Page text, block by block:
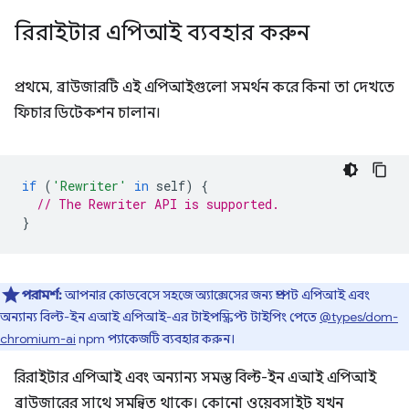
রিরাইটার এপিআই ব্যবহার করুন
প্রথমে, ব্রাউজারটি এই এপিআইগুলো সমর্থন করে কিনা তা দেখতে
ফিচার ডিটেকশন চালান।
if ( 'Rewriter' in self)
{
// The Rewriter API is supported.
}
পরামর্শ:আপনার কোডবেসে সহজে অ্যাক্সেসের জন্য প্রম্পট এপিআই এবং
অন্যান্য বিল্ট-ইন এআই এপিআই-এর টাইপস্ক্রিপ্ট টাইপিং পেতে@types/dom-
chromium-ai npm প্যাকেজটি ব্যবহার করুন।
রিরাইটার এপিআই এবং অন্যান্য সমস্ত বিল্ট-ইন এআই এপিআই
ব্রাউজারের সাথে সমন্বিত থাকে। কোনো ওয়েবসাইট যখন